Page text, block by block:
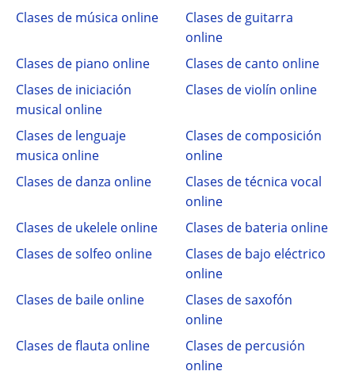
Clases de música online
Clases de guitarra
online
Clases de piano online
Clases de canto online
Clases de iniciación
musical online
Clases de violín online
Clases de lenguaje
musica online
Clases de composición
online
Clases de danza online
Clases de técnica vocal
online
Clases de ukelele online
Clases de bateria online
Clases de solfeo online
Clases de bajo eléctrico
online
Clases de baile online
Clases de saxofón
online
Clases de flauta online
Clases de percusión
online